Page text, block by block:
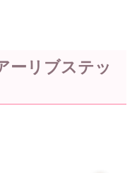
ーリブステッ